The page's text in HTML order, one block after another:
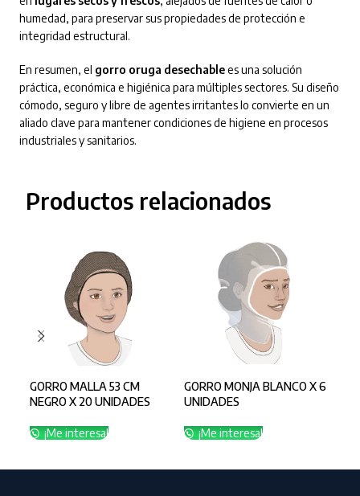
humedad, para preservar sus propiedades de protección e
integridad estructural.
En resumen, el gorro oruga desechablees una solución
práctica, económica e higiénica para múltiples sectores. Su diseño
cómodo, seguro y libre de agentes irritantes lo convierte en un
aliado clave para mantener condiciones de higiene en procesos
industriales y sanitarios.
Productos relacionados
GORRO MALLA 53 CM
NEGRO X 20 UNIDADES
¡Me interesa!
GORRO MONJA BLANCO X 6
UNIDADES
¡Me interesa!